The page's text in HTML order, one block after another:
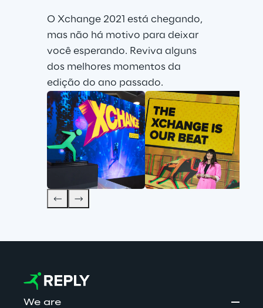
O Xchange 2021 está chegando,
mas não há motivo para deixar
você esperando. Reviva alguns
dos melhores momentos da
edição do ano passado.
We are